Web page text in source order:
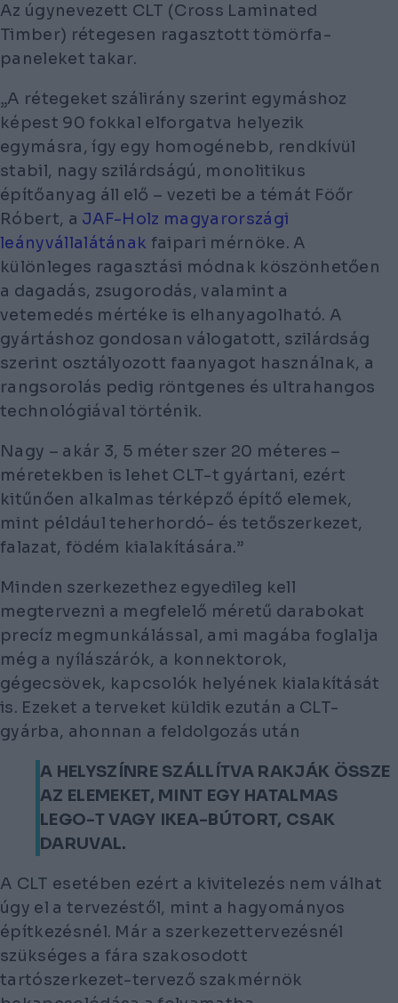
Az úgynevezett CLT (Cross Laminated
Timber) rétegesen ragasztott tömörfa-
paneleket takar.
„A rétegeket szálirány szerint egymáshoz
képest 90 fokkal elforgatva helyezik
egymásra, így egy homogénebb, rendkívül
stabil, nagy szilárdságú, monolitikus
építőanyag áll elő – vezeti be a témát Föőr
Róbert, a JAF-Holz magyarországi
leányvállalátának faipari mérnöke. A
különleges ragasztási módnak köszönhetően
a dagadás, zsugorodás, valamint a
vetemedés mértéke is elhanyagolható. A
gyártáshoz gondosan válogatott, szilárdság
szerint osztályozott faanyagot használnak, a
rangsorolás pedig röntgenes és ultrahangos
technológiával történik.
Nagy – akár 3, 5 méter szer 20 méteres –
méretekben is lehet CLT-t gyártani, ezért
kitűnően alkalmas térképző építő elemek,
mint például teherhordó- és tetőszerkezet,
falazat, födém kialakítására.”
Minden szerkezethez egyedileg kell
megtervezni a megfelelő méretű darabokat
precíz megmunkálással, ami magába foglalja
még a nyílászárók, a konnektorok,
gégecsövek, kapcsolók helyének kialakítását
is. Ezeket a terveket küldik ezután a CLT-
gyárba, ahonnan a feldolgozás után
A HELYSZÍNRE SZÁLLÍTVA RAKJÁK ÖSSZE
AZ ELEMEKET, MINT EGY HATALMAS
LEGO-T VAGY IKEA-BÚTORT, CSAK
DARUVAL.
A CLT esetében ezért a kivitelezés nem válhat
úgy el a tervezéstől, mint a hagyományos
építkezésnél. Már a szerkezettervezésnél
szükséges a fára szakosodott
tartószerkezet-tervező szakmérnök